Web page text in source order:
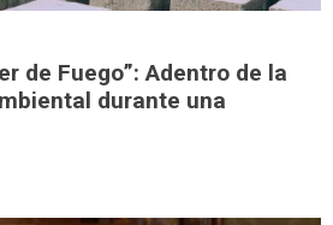
de Fuego”: Adentro de la
durante una